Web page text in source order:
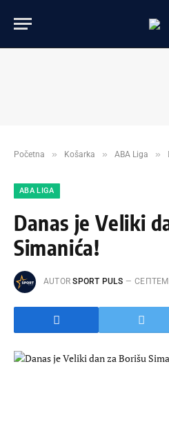
Početna » Košarka » ABA Liga »
ABA LIGA
Danas je Veliki
Simanića!
AUTOR SPORT PULS